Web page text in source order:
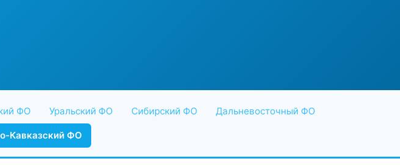
ФО Уральский ФО Сибирский ФО Дальневосточный ФО
Кавказский ФО